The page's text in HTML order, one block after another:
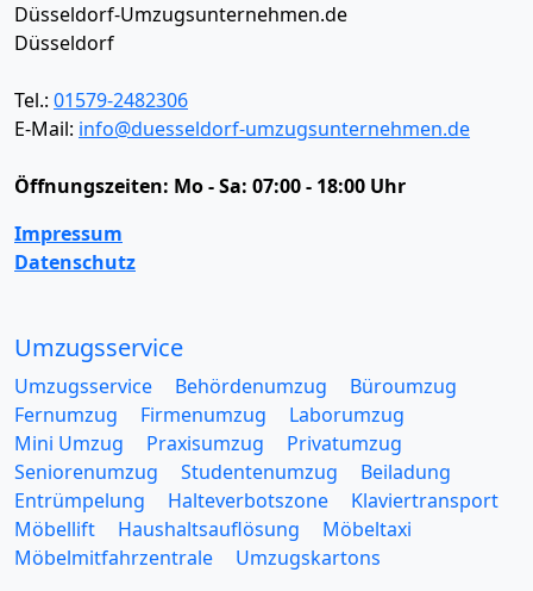
Düsseldorf-Umzugsunternehmen.de
Düsseldorf
Tel.: 01579-2482306
E-Mail: info@duesseldorf-umzugsunternehmen.de
Öffnungszeiten: Mo - Sa: 07:00 - 18:00 Uhr
Impressum
Datenschutz
Umzugsservice
Umzugsservice Behördenumzug
Büroumzug
Fernumzug
Firmenumzug
Laborumzug
Mini Umzug
Praxisumzug
Privatumzug
Seniorenumzug
Studentenumzug
Beiladung
Entrümpelung
Halteverbotszone
Klaviertransport
Möbellift
Haushaltsauflösung
Möbeltaxi
Möbelmitfahrzentrale
Umzugskartons